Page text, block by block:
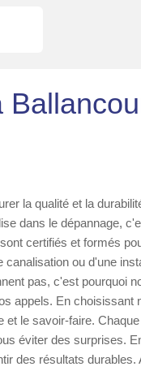
la qualité et la
dans le dépannage,
certifiés et formés
ou d'une
pas, c'est pourquoi
appels. En choisissant
et le savoir-faire. Chaque
éviter des surprises.
des résultats durables.